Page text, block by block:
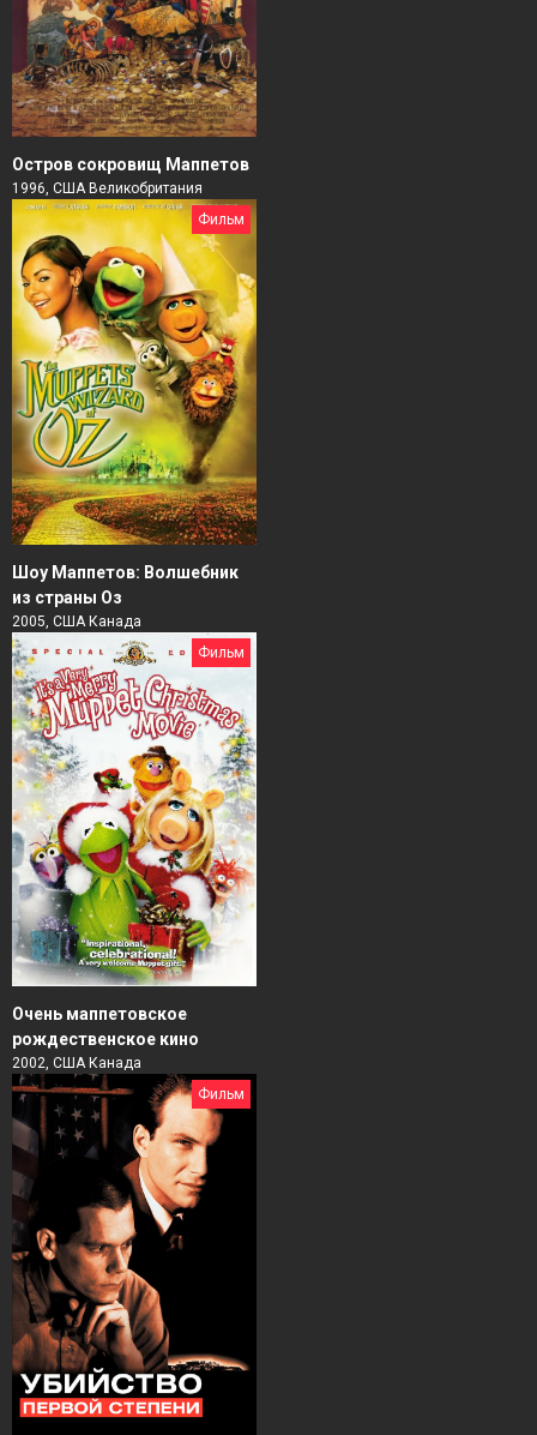
Остров сокровищ Маппетов
1996, США Великобритания
Фильм
Шоу Маппетов: Волшебник
из страны Оз
2005, США Канада
Фильм
Очень маппетовское
рождественское кино
2002, США Канада
Фильм